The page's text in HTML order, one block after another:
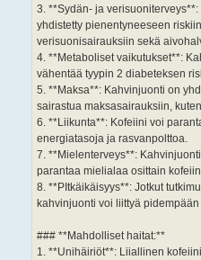
3. **Sydän- ja
yhdistetty pienentyneeseen
verisuonisairauksiin sekä
4. **Metaboliset vaikutukset**:
vähentää tyypin 2 diabeteksen
5. **Maksa**: Kahvinjuonti on
sairastua maksasairauksiin,
6. **Liikunta**: Kofeiini voi
energiatasoja ja rasvanpolttoa.
7. **Mielenterveys**:
parantaa mielialaa osittain
8. **PItkäikäisyys**: Jotkut
kahvinjuonti voi liittyä pidempään
### **Mahdolliset haitat:**
1. **Unihäiriöt**: Liiallinen